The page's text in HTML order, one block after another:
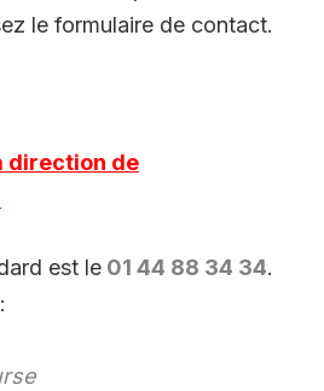
le formulaire de contact.
direction de
est le 01 44 88 34 34.